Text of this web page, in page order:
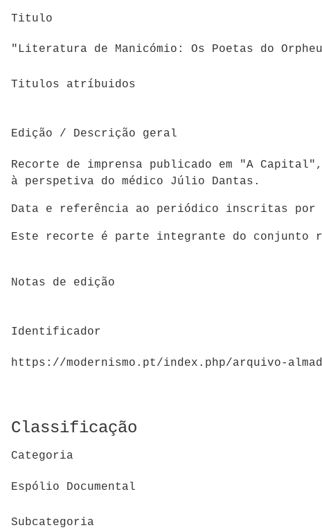
Titulo
"Literatura de Manicómio: Os Poetas do
Titulos atríbuidos
Edição / Descrição geral
Recorte de imprensa publicado em "A
à perspetiva do médico Júlio Dantas.
Data e referência ao periódico inscritas por
Este recorte é parte integrante do conjunto
Notas de edição
Identificador
https://modernismo.pt/index.php/arquivo-
Classificação
Categoria
Espólio Documental
Subcategoria